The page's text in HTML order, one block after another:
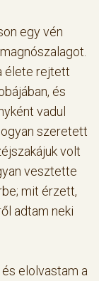
egy vén
élete rejtett
és
vadul
szeretett
volt
vesztette
mit érzett,
adtam neki
elolvastam a